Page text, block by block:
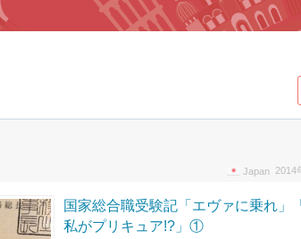
国家総合職受験記「エヴァに乗れ」
私がプリキュア!?」①
2014
Japan